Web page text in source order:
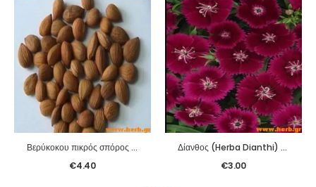
Βερύκοκου πικρός σπόρος (Ku Xing Ren) 100γρ.
€4.40
Δίανθος (Herba Dianthi) (Qu Mai) 100γρ.
€3.00